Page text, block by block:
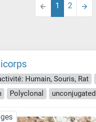
1 2
Humain, Souris, Rat
Polyclonal unconjugated